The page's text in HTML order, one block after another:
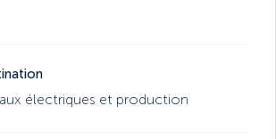
électriques et production